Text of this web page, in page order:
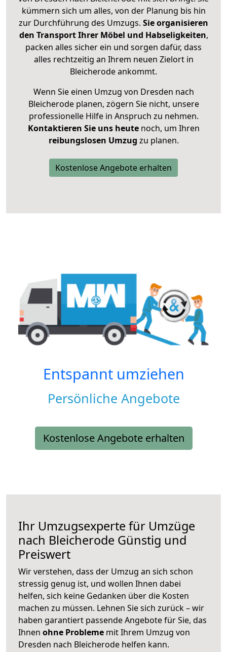
kümmern sich um alles, von der Planung bis hin
zur Durchführung des Umzugs. Sie organisieren
den Transport Ihrer Möbel und Habseligkeiten,
packen alles sicher ein und sorgen dafür, dass
alles rechtzeitig an Ihrem neuen Zielort in
Bleicherode ankommt.
Wenn Sie einen Umzug von Dresden nach
Bleicherode planen, zögern Sie nicht, unsere
professionelle Hilfe in Anspruch zu nehmen.
Kontaktieren Sie uns heutenoch, um Ihren
reibungslosen Umzug zu planen.
Kostenlose Angebote erhalten
Entspannt umziehen
Persönliche Angebote
Kostenlose Angebote erhalten
Ihr Umzugsexperte für Umzüge
nach Bleicherode Günstig und
Preiswert
Wir verstehen, dass der Umzug an sich schon
stressig genug ist, und wollen Ihnen dabei
helfen, sich keine Gedanken über die Kosten
machen zu müssen. Lehnen Sie sich zurück – wir
haben garantiert passende Angebote für Sie, das
Ihnen ohne Probleme mit Ihrem Umzug von
Dresden nach Bleicherode helfen kann.